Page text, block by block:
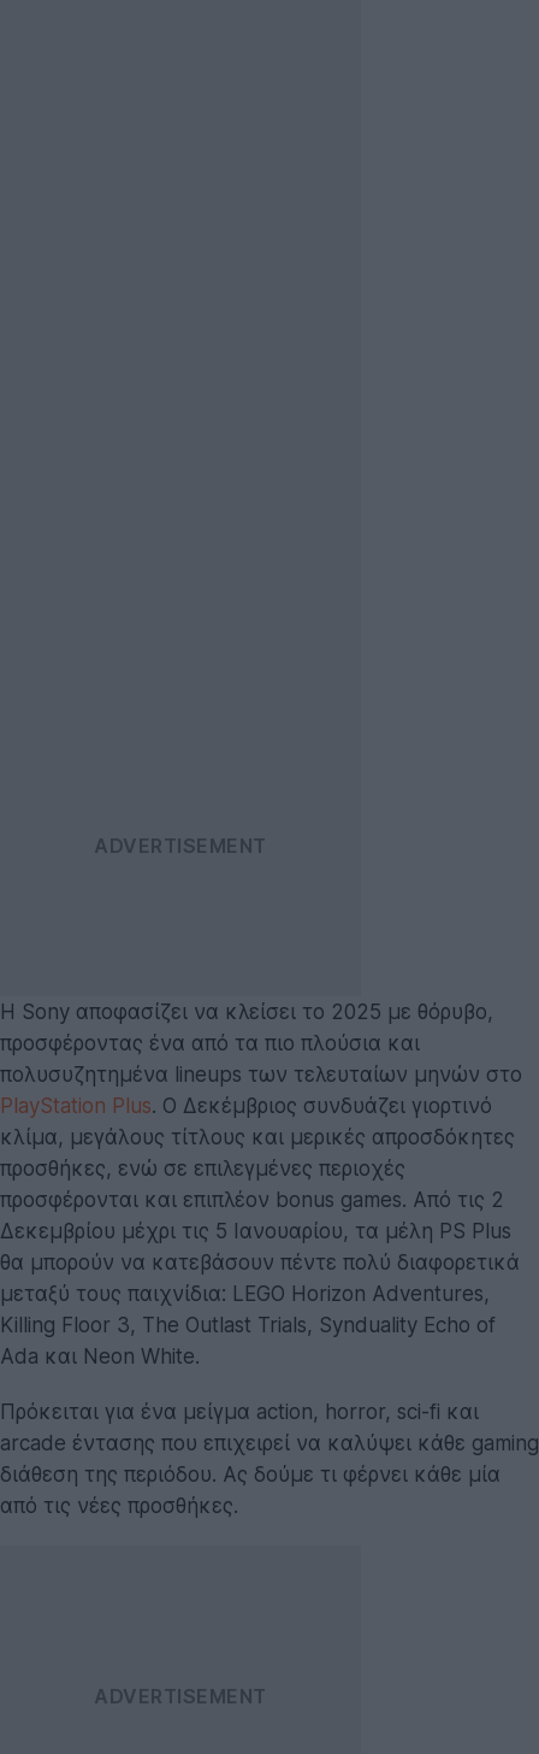
Η Sony αποφασίζει να κλείσει το 2025 με θόρυβο,
προσφέροντας ένα από τα πιο πλούσια και
πολυσυζητημένα lineups των τελευταίων μηνών στο
PlayStation Plus. Ο Δεκέμβριος συνδυάζει γιορτινό
κλίμα, μεγάλους τίτλους και μερικές απροσδόκητες
προσθήκες, ενώ σε επιλεγμένες περιοχές
προσφέρονται και επιπλέον bonus games. Από τις 2
Δεκεμβρίου μέχρι τις 5 Ιανουαρίου, τα μέλη PS Plus
θα μπορούν να κατεβάσουν πέντε πολύ διαφορετικά
μεταξύ τους παιχνίδια: LEGO Horizon Adventures,
Killing Floor 3, The Outlast Trials, Synduality Echo of
Ada και Neon White.
Πρόκειται για ένα μείγμα action, horror, sci-fi και
arcade έντασης που επιχειρεί να καλύψει κάθε gaming
διάθεση της περιόδου. Ας δούμε τι φέρνει κάθε μία
από τις νέες προσθήκες.